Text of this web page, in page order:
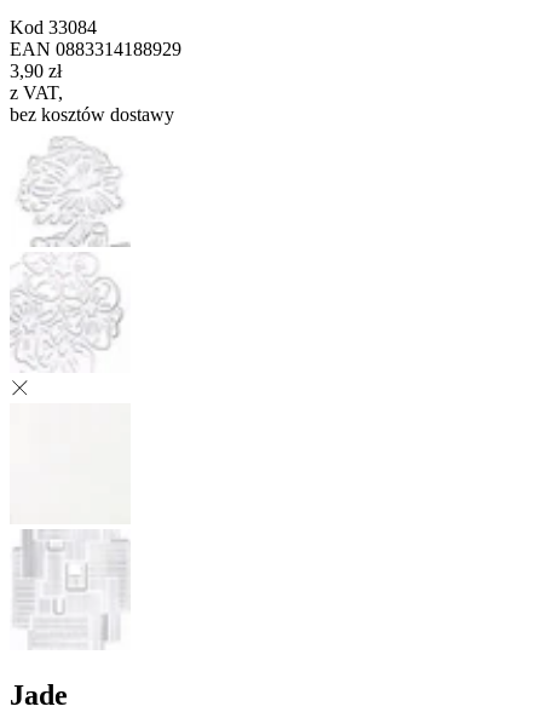
Kod 33084
EAN 0883314188929
3,90 zł
z VAT,
bez kosztów dostawy
Jade